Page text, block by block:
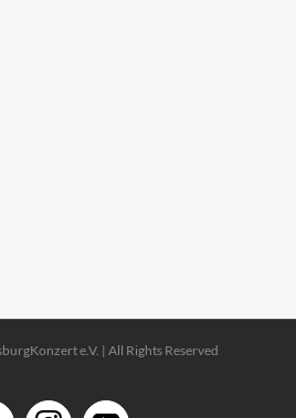
e.V. | All Rights Reserved